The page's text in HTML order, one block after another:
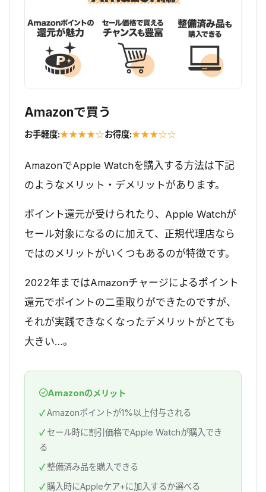
Amazonで買う
お手軽度:★★★★☆お得度:★★★☆☆
AmazonでApple Watchを購入する方法は下記
のようなメリット・デメリットがあります。
ポイント還元が受けられたり、Apple Watchが
セール対象になるのに加えて、正規代理店なら
ではのメリットがいくつもあるのが特徴です。
2022年まではAmazonチャージによるポイント
還元でポイントの二重取りができたのですが、
それが実践できなくなったデメリットがとても
大きい…。
Amazonのメリット
Amazonポイントが1%以上付与される
セール時に割引価格でApple Watchが購入でき
る
整備済み品を購入できる
購入時にAppleケア+に加入するか選べる